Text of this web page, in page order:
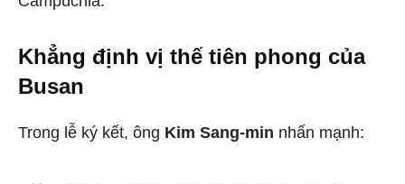
Khẳng định vị thế tiên phong của
Busan
Trong lễ ký kết, ông Kim Sang-min nhấn mạnh: